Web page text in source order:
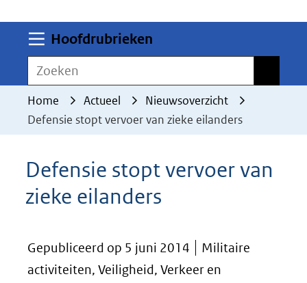
worden
toegestaan
geweigerd.
Hoofdrubrieken
Zoeken
Home Actueel
Nieuwsoverzicht
Defensie stopt vervoer van zieke eilanders
Defensie stopt vervoer van
zieke eilanders
Gepubliceerd op 5 juni 2014
Militaire
activiteiten, Veiligheid, Verkeer en